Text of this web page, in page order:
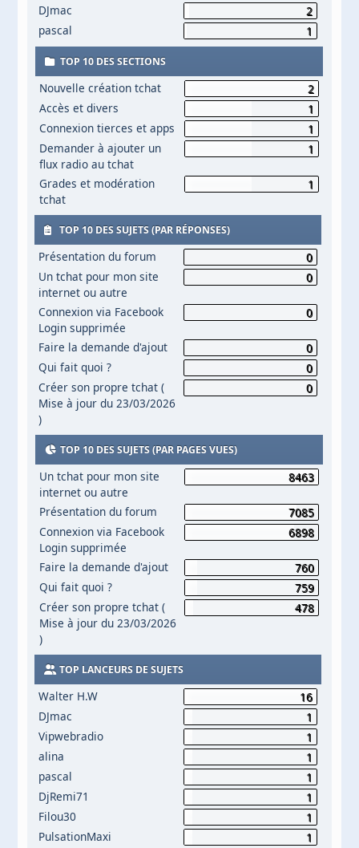
DJmac
2
pascal
1
TOP 10 DES SECTIONS
Nouvelle création tchat
2
Accès et divers
1
Connexion tierces et apps
1
Demander à ajouter un
flux radio au tchat
1
Grades et modération
tchat
1
TOP 10 DES SUJETS (PAR RÉPONSES)
Présentation du forum
0
Un tchat pour mon site
internet ou autre
0
Connexion via Facebook
Login supprimée
0
Faire la demande d'ajout
0
Qui fait quoi ?
0
Créer son propre tchat (
Mise à jour du 23/03/2026
)
0
TOP 10 DES SUJETS (PAR PAGES VUES)
Un tchat pour mon site
internet ou autre
8463
Présentation du forum
7085
Connexion via Facebook
Login supprimée
6898
Faire la demande d'ajout
760
Qui fait quoi ?
759
Créer son propre tchat (
Mise à jour du 23/03/2026
)
478
TOP LANCEURS DE SUJETS
Walter H.W
16
DJmac
1
Vipwebradio
1
alina
1
pascal
1
DjRemi71
1
Filou30
1
PulsationMaxi
1